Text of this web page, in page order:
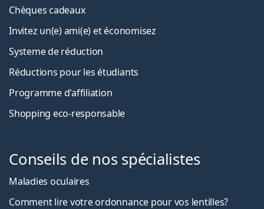
Chèques cadeaux
Invitez un(e) ami(e) et économisez
Systeme de réduction
Réductions pour les étudiants
Programme d'affiliation
Shopping eco-responsable
Conseils de nos spécialistes
Maladies oculaires
Comment lire votre ordonnance pour vos lentilles?